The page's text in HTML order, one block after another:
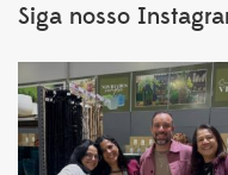
Siga nosso